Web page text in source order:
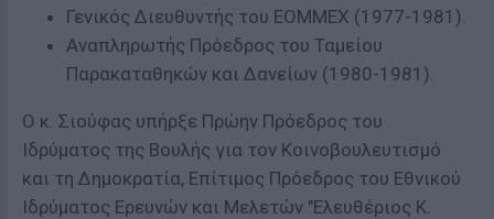
Γενικός Διευθυντής του ΕΟΜΜΕΧ (1977-1981).
Αναπληρωτής Πρόεδρος του Ταμείου
Παρακαταθηκών και Δανείων (1980-1981).
Ο κ. Σιούφας υπήρξε Πρώην Πρόεδρος του
Ιδρύματος της Βουλής για τον Κοινοβουλευτισμό
και τη Δημοκρατία, Επίτιμος Πρόεδρος του Εθνικού
Ιδρύματος Ερευνών και Μελετών "Ελευθέριος Κ.